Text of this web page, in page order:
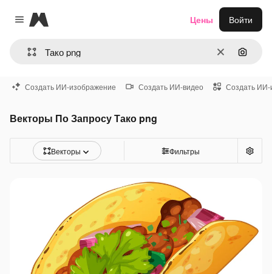
Close menu
Magnific
ОчиститьПоиск
Цены Войти
Создать ИИ-изображение Создать ИИ-видео Создать ИИ-
Векторы По Запросу Тако png
Векторы Фильтры